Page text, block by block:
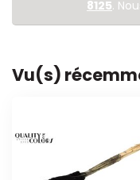
8125.
Vu(s)